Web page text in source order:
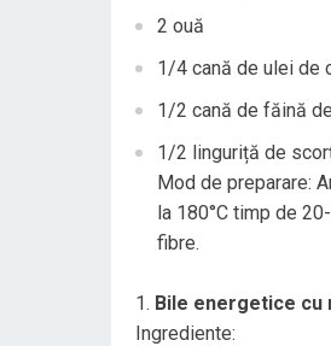
2 ouă
1/4 cană de ulei de
1/2 cană de făină
1/2 linguriță de
Mod de preparare:
la 180°C timp de
fibre.
Bile energetice cu
Ingrediente: